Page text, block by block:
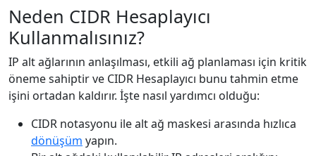
Neden CIDR Hesaplayıcı
Kullanmalısınız?
IP alt ağlarının anlaşılması, etkili ağ planlaması için kritik
öneme sahiptir ve CIDR Hesaplayıcı bunu tahmin etme
işini ortadan kaldırır. İşte nasıl yardımcı olduğu:
CIDR notasyonu ile alt ağ maskesi arasında hızlıca
dönüşüm yapın.